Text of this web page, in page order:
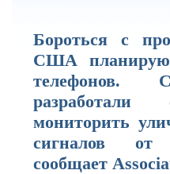
Бороться с
США
телефонов.
разработали
мониторить
сигналов от
сообщает